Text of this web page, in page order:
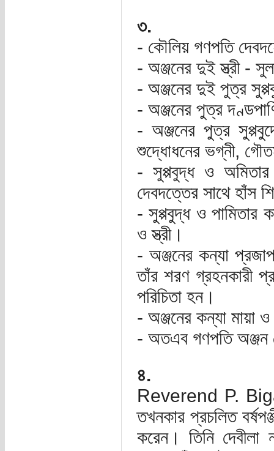
৩.
- কৌলিয় গণপতি
- অঞ্জনের দুই স্ত্রী -
- অঞ্জনের দুই পুত্র
- অঞ্জনের পুত্র
- অঞ্জনের পুত্র
শুদ্ধোধনের ভগ্নী,
- সুপ্পবুদ্ধ ও
দেবদত্তের সাথে হাঁস
- সুপ্পবুদ্ধ ও
ও স্ত্রী।
- অঞ্জনের কন্যা
তাঁর শরণ গ্রহনকারী
পরিচিতা হন।
- অঞ্জনের কন্যা মায়া
- অতএব গণপতি অঞ্জন
৪.
Reverend P.
তখনকার প্রচলিত
করেন। তিনি দেবীলা